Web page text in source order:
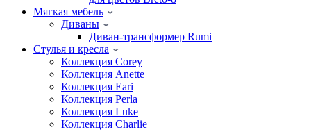
Мягкая мебель
Диваны
Диван-трансформер Rumi
Стулья и кресла
Коллекция Corey
Коллекция Anette
Коллекция Eari
Коллекция Perla
Коллекция Luke
Коллекция Charlie